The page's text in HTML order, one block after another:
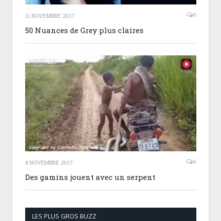
11 NOVEMBRE 2017 0
50 Nuances de Grey plus claires
8 NOVEMBRE 2017 0
Des gamins jouent avec un serpent
LES PLUS GROS BUZZ